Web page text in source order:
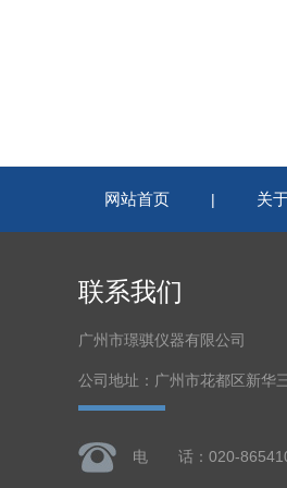
网站首页 | 关
联系我们
广州市璟骐仪器有限公司
公司地址：广州市花都区新华
电 话：020-